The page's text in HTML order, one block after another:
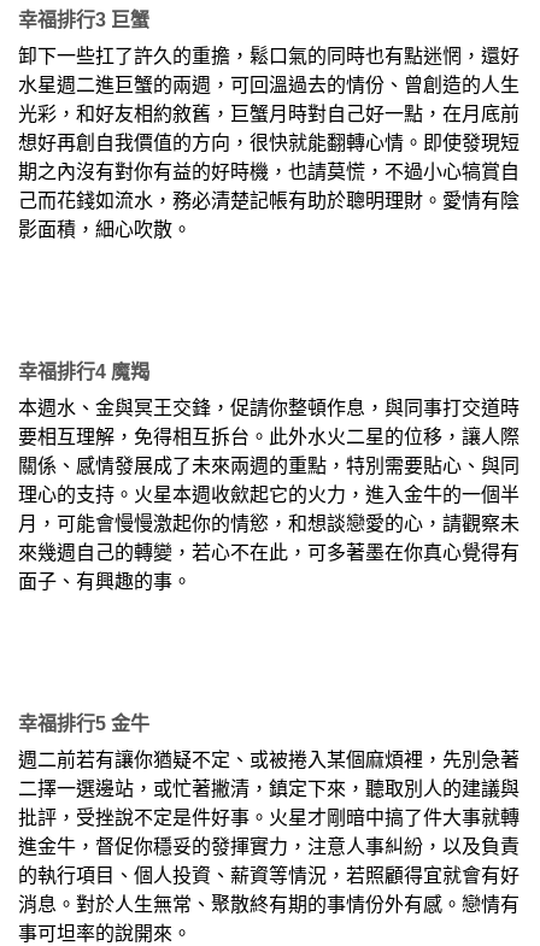
幸福排行3 巨蟹
卸下一些扛了許久的重擔，鬆口氣的同時也有點迷惘，還好
水星週二進巨蟹的兩週，可回溫過去的情份、曾創造的人生
光彩，和好友相約敘舊，巨蟹月時對自己好一點，在月底前
想好再創自我價值的方向，很快就能翻轉心情。即使發現短
期之內沒有對你有益的好時機，也請莫慌，不過小心犒賞自
己而花錢如流水，務必清楚記帳有助於聰明理財。愛情有陰
影面積，細心吹散。
幸福排行4 魔羯
本週水、金與冥王交鋒，促請你整頓作息，與同事打交道時
要相互理解，免得相互拆台。此外水火二星的位移，讓人際
關係、感情發展成了未來兩週的重點，特別需要貼心、與同
理心的支持。火星本週收歛起它的火力，進入金牛的一個半
月，可能會慢慢激起你的情慾，和想談戀愛的心，請觀察未
來幾週自己的轉變，若心不在此，可多著墨在你真心覺得有
面子、有興趣的事。
幸福排行5 金牛
週二前若有讓你猶疑不定、或被捲入某個麻煩裡，先別急著
二擇一選邊站，或忙著撇清，鎮定下來，聽取別人的建議與
批評，受挫說不定是件好事。火星才剛暗中搞了件大事就轉
進金牛，督促你穩妥的發揮實力，注意人事糾紛，以及負責
的執行項目、個人投資、薪資等情況，若照顧得宜就會有好
消息。對於人生無常、聚散終有期的事情份外有感。戀情有
事可坦率的說開來。